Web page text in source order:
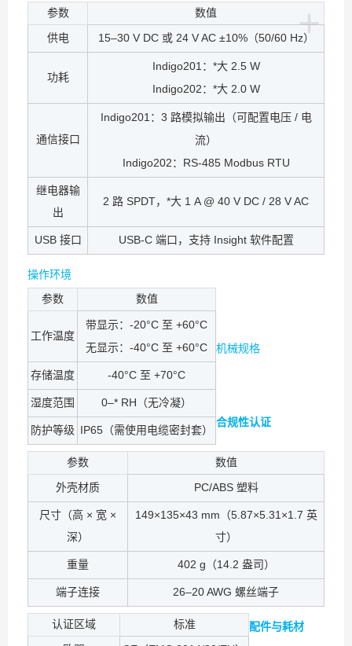
+
参数
数值
供电
15–30 V DC 或 24 V AC ±10%（50/60 Hz）
功耗
Indigo201：*大 2.5 W
Indigo202：*大 2.0 W
通信接口
Indigo201：3 路模拟输出（可配置电压 / 电
流）
Indigo202：RS-485 Modbus RTU
继电器输
出
2 路 SPDT，*大 1 A @ 40 V DC / 28 V AC
USB 接口 USB-C 端口，支持 Insight 软件配置
操作环境
参数
数值
工作温度
带显示：-20°C 至 +60°C
无显示：-40°C 至 +60°C
存储温度 -40°C 至 +70°C
湿度范围 0–* RH（无冷凝）
防护等级 IP65（需使用电缆密封套）
机械规格
参数
数值
外壳材质
PC/ABS 塑料
尺寸（高 × 宽 ×
深）
149×135×43 mm（5.87×5.31×1.7 英
寸）
重量 402 g（14.2 盎司）
端子连接 26–20 AWG 螺丝端子
合规性认证
认证区域
标准
配件与耗材